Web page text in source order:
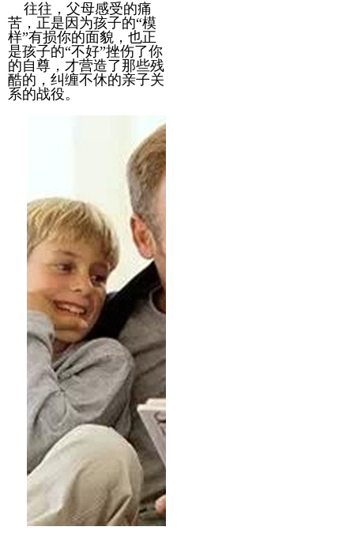
往往，父母感受的痛
苦，正是因为孩子的“模
样”有损你的面貌，也正
是孩子的“不好”挫伤了你
的自尊，才营造了那些残
酷的，纠缠不休的亲子关
系的战役。